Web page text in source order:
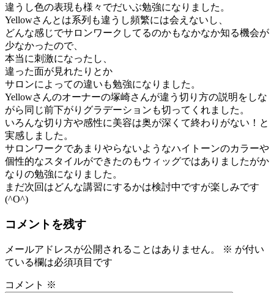
違うし色の表現も様々でだいぶ勉強になりました。
Yellowさんとは系列も違うし頻繁には会えないし、
どんな感じでサロンワークしてるのかもなかなか知る機会が
少なかったので、
本当に刺激になったし、
違った面が見れたりとか
サロンによっての違いも勉強になりました。
Yellowさんのオーナーの塚崎さんが違う切り方の説明をしな
がら同じ前下がりグラデーションも切ってくれました。
いろんな切り方や感性に美容は奥が深くて終わりがない！と
実感しました。
サロンワークであまりやらないようなハイトーンのカラーや
個性的なスタイルができたのもウィッグではありましたがか
なりの勉強になりました。
まだ次回はどんな講習にするかは検討中ですが楽しみです
(^O^)
コメントを残す
メールアドレスが公開されることはありません。 ※ が付い
ている欄は必須項目です
コメント ※